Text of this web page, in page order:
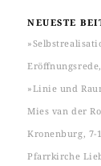
NEUESTE
Eröffnungsrede,
»Linie und
Mies van der
Kronenburg, 7-
Pfarrkirche